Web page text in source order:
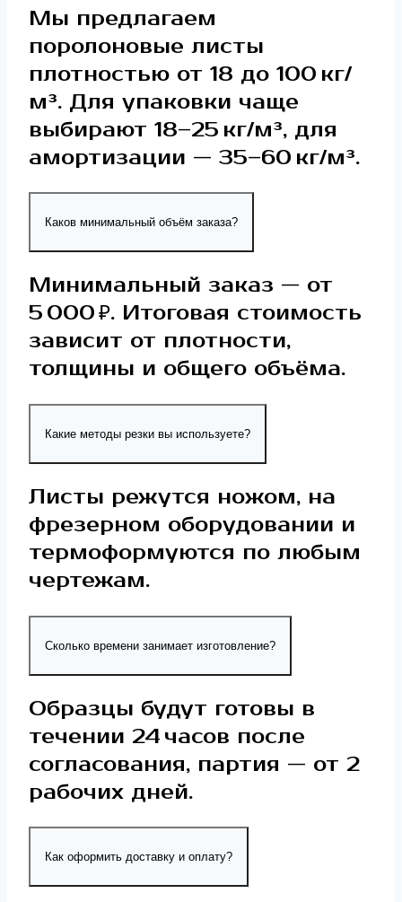
Мы предлагаем
поролоновые листы
плотностью от 18 до 100 кг/
м³. Для упаковки чаще
выбирают 18–25 кг/м³, для
амортизации — 35–60 кг/м³.
Каков минимальный объём заказа?
Минимальный заказ — от
5 000 ₽. Итоговая стоимость
зависит от плотности,
толщины и общего объёма.
Какие методы резки вы используете?
Листы режутся ножом, на
фрезерном оборудовании и
термоформуются по любым
чертежам.
Сколько времени занимает изготовление?
Образцы будут готовы в
течении 24 часов после
согласования, партия — от 2
рабочих дней.
Как оформить доставку и оплату?